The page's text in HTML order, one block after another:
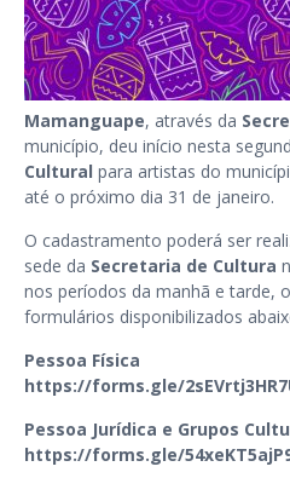
Mamanguape, através da
município, deu início nesta
Cultural para artistas do
até o próximo dia 31 de janeiro.
O cadastramento poderá ser
sede da Secretaria de Cultura
nos períodos da manhã e tarde,
formulários disponibilizados
Pessoa Física
https://forms.gle/
Pessoa Jurídica e Grupos
https://forms.gle/